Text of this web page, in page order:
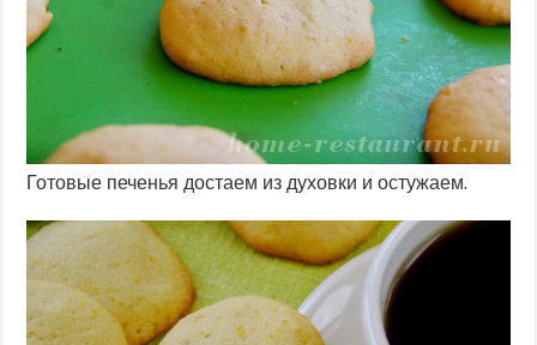
Готовые печенья достаем из духовки и остужаем.